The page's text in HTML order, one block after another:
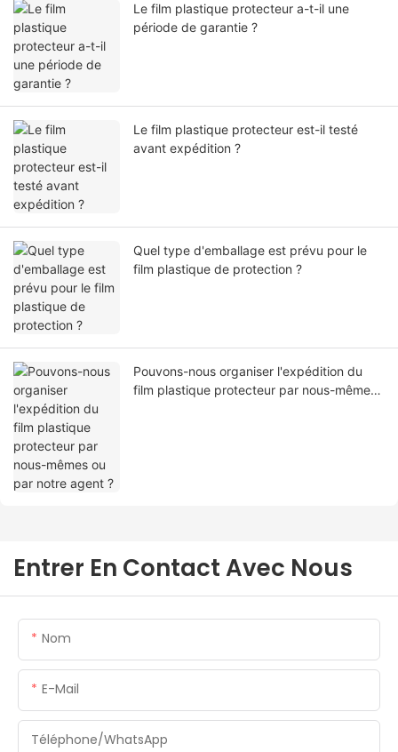
Le film plastique protecteur a-t-il une
période de garantie ?
Le film plastique protecteur est-il testé
avant expédition ?
Quel type d'emballage est prévu pour le
film plastique de protection ?
Pouvons-nous organiser l'expédition du
film plastique protecteur par nous-mêmes
Entrer En Contact Avec Nous
Nom
E-Mail
Téléphone/WhatsApp